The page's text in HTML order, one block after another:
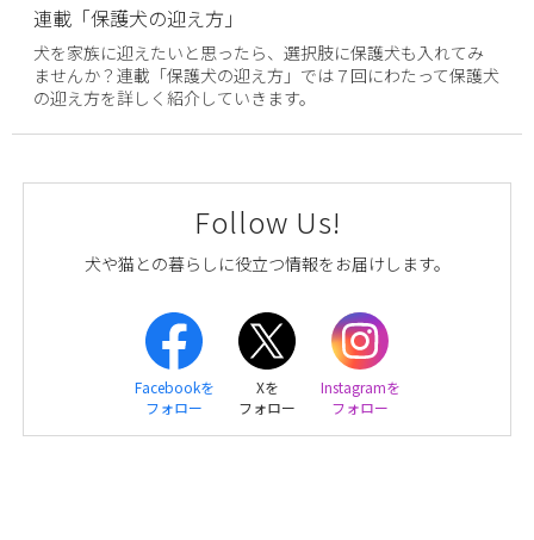
連載「保護犬の迎え方」
犬を家族に迎えたいと思ったら、選択肢に保護犬も入れてみ
ませんか？連載「保護犬の迎え方」では７回にわたって保護犬
の迎え方を詳しく紹介していきます。
Follow Us!
犬や猫との暮らしに役立つ情報をお届けします。
Facebookを
フォロー
Xを
フォロー
Instagramを
フォロー